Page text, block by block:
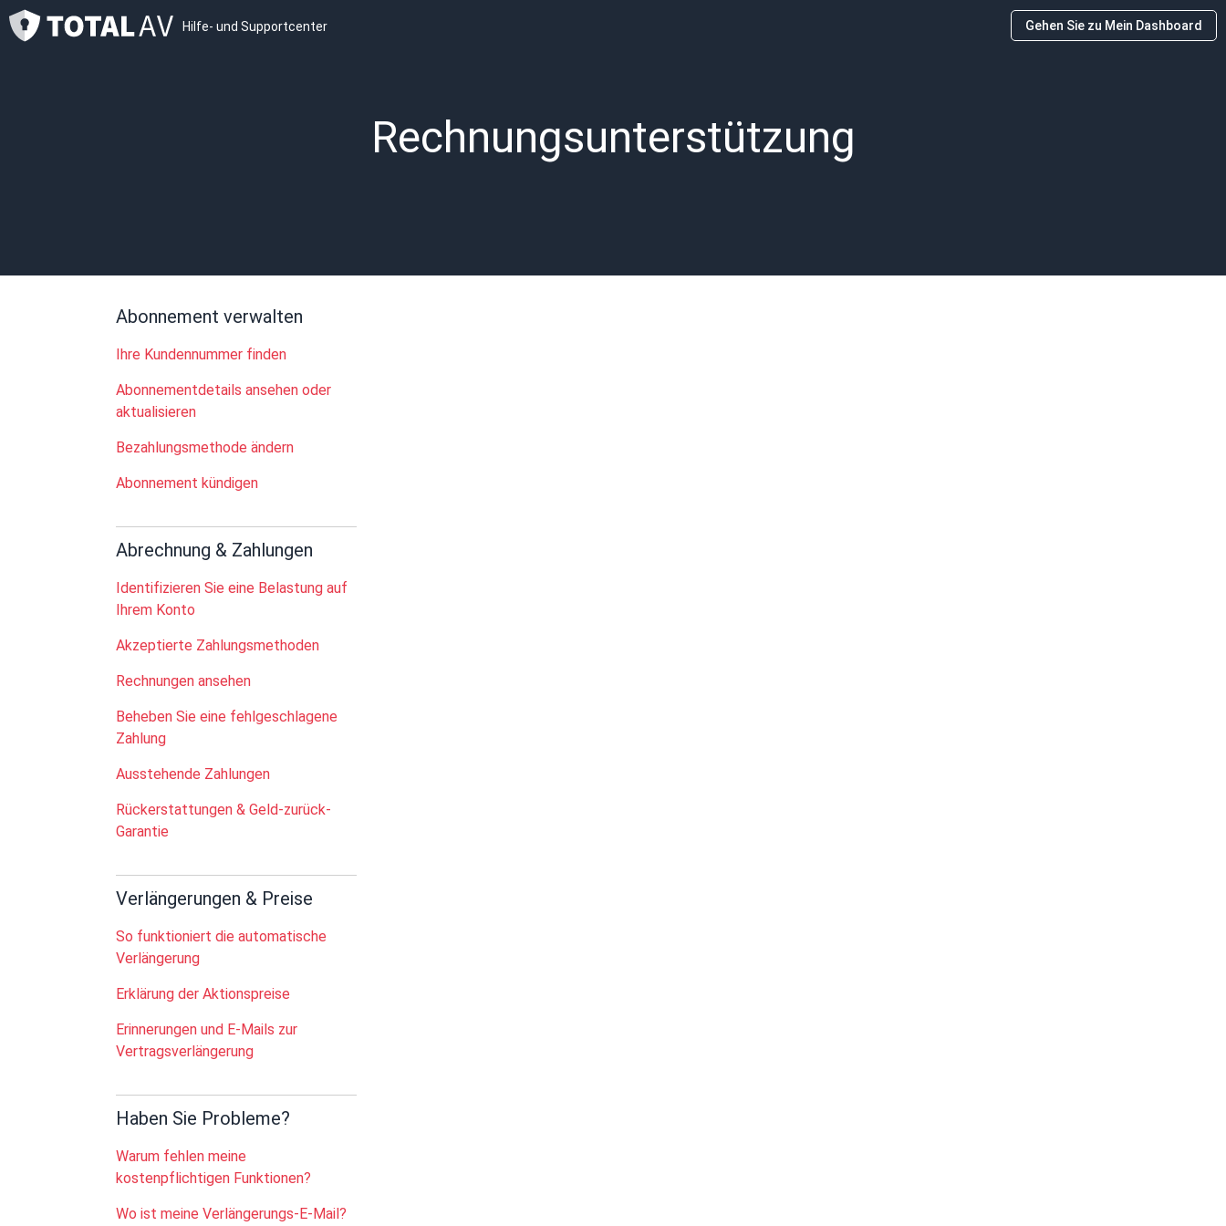
Hilfe- und Supportcenter Gehen Sie zu Mein Dashboard
Rechnungsunterstützung
Abonnement verwalten
Ihre Kundennummer finden
Abonnementdetails ansehen oder
aktualisieren
Bezahlungsmethode ändern
Abonnement kündigen
Abrechnung & Zahlungen
Identifizieren Sie eine Belastung auf
Ihrem Konto
Akzeptierte Zahlungsmethoden
Rechnungen ansehen
Beheben Sie eine fehlgeschlagene
Zahlung
Ausstehende Zahlungen
Rückerstattungen & Geld-zurück-
Garantie
Verlängerungen & Preise
So funktioniert die automatische
Verlängerung
Erklärung der Aktionspreise
Erinnerungen und E-Mails zur
Vertragsverlängerung
Haben Sie Probleme?
Warum fehlen meine
kostenpflichtigen Funktionen?
Wo ist meine Verlängerungs-E-Mail?